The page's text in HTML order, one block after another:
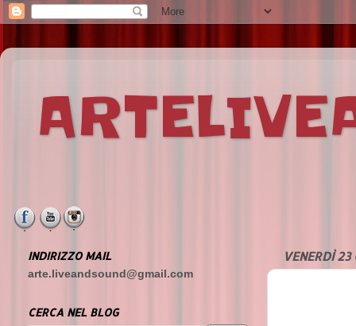
VENERDÌ
INDIRIZZO MAIL
arte.liveandsound@gmail.com
CERCA NEL BLOG